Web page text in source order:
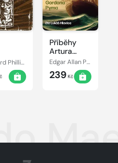
Howard Phillips Lovecraft, Edgar Allan Poe
Příběhy
Artura
Gordona
Pyma
Edgar Allan Poe, Lukáš Hlavica
239 Kč